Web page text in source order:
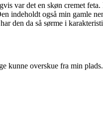
var det en skøn cremet
indeholdt også min gamle
den da så sørme i
kunne overskue fra min